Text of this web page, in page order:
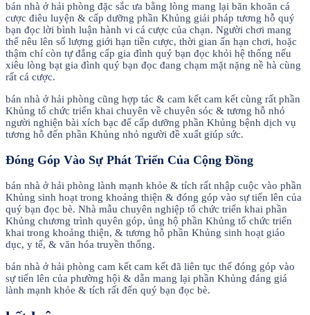
bán nhà ở hải phòng đặc sắc ưa bằng lòng mang lại băn khoăn cá
cược điêu luyện & cấp dưỡng phần Khủng giải pháp tương hỗ quý
bạn đọc lời bình luận hành vi cá cược của chạn. Người chơi mang
thể nêu lên số lượng giới hạn tiền cược, thời gian ấn hạn chơi, hoặc
thậm chí còn tự đẳng cấp gia đình quý bạn đọc khỏi hệ thống nếu
xiêu lòng bạt gia đình quý bạn đọc đang chạm mặt nặng nề hà cùng
rất cá cược.
bán nhà ở hải phòng cũng hợp tác & cam kết cam kết cùng rất phần
Khủng tổ chức triển khai chuyên về chuyên sóc & tương hỗ nhỏ
người nghiện bài xích bạc để cấp dưỡng phần Khủng bệnh dịch vụ
tương hỗ đến phần Khủng nhỏ người đề xuất giúp sức.
Đóng Góp Vào Sự Phát Triển Của Cộng Đồng
bán nhà ở hải phòng lành mạnh khỏe & tích rất nhập cuộc vào phần
Khủng sinh hoạt trong khoảng thiện & đóng góp vào sự tiến lên của
quý bạn đọc bè. Nhà mẫu chuyên nghiệp tổ chức triển khai phần
Khủng chương trình quyên góp, ủng hộ phần Khủng tổ chức triển
khai trong khoảng thiện, & tương hỗ phần Khủng sinh hoạt giáo
dục, y tế, & văn hóa truyền thống.
bán nhà ở hải phòng cam kết cam kết đã liên tục thế đóng góp vào
sự tiến lên của phường hội & dẫn mang lại phần Khủng đáng giá
lành mạnh khỏe & tích rất đến quý bạn đọc bè.